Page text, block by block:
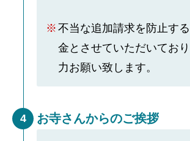
不当な追加請求を防止す
金とさせていただいてお
力お願い致します。
4 お寺さんからのご挨拶